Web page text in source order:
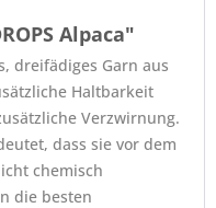
Alpaca"
dreifädiges Garn aus
Haltbarkeit
Verzwirnung.
dass sie vor dem
chemisch
die besten